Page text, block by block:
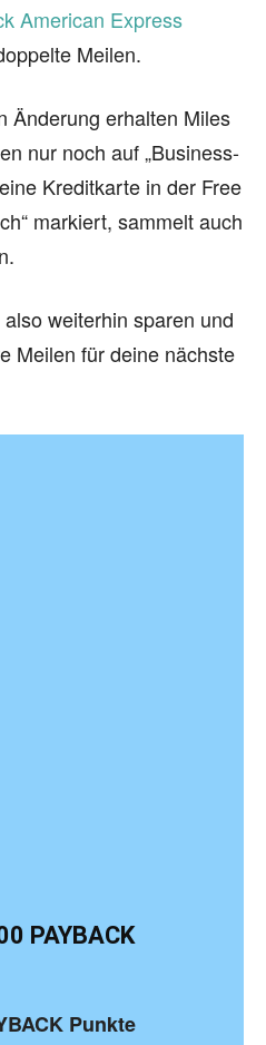
American Express
Meilen.
Änderung erhalten Miles
nur noch auf „Business-
Kreditkarte in der Free
markiert, sammelt auch
weiterhin sparen und
Meilen für deine nächste
PAYBACK
Punkte